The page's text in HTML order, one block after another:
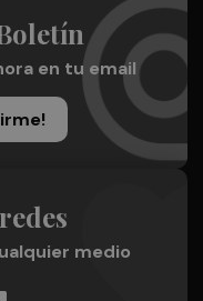
en tu email
medio